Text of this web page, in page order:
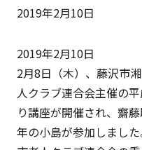
2019年2月10日
2019年2月10日
2月8日（木）、藤沢市
人クラブ連合会主催の
り講座が開催され、齋
年の小島が参加しまし